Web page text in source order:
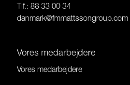
Tlf.: 88 33 00 34
danmark@fmmattssongroup.com
Vores medarbejdere
Vores medarbejdere